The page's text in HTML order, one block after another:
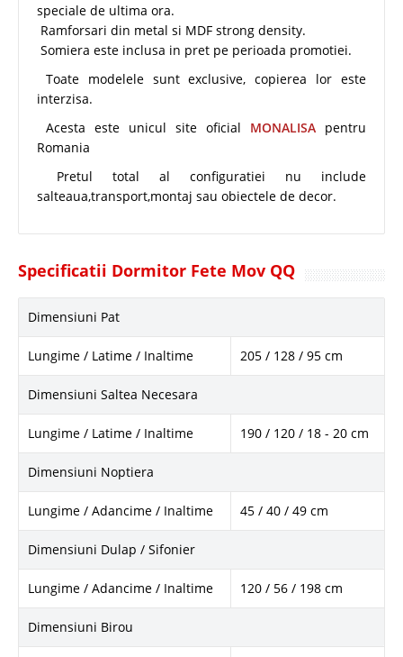
speciale de ultima ora.
Ramforsari din metal si MDF strong density.
Somiera este inclusa in pret pe perioada promotiei.
Toate modelele sunt exclusive, copierea lor este
interzisa.
Acesta este unicul site oficial MONALISA pentru
Romania
Pretul total al configuratiei nu include
salteaua,transport,montaj sau obiectele de decor.
Specificatii Dormitor Fete Mov QQ
Dimensiuni Pat
Lungime / Latime / Inaltime 205 / 128 / 95 cm
Dimensiuni Saltea Necesara
Lungime / Latime / Inaltime 190 / 120 / 18 - 20 cm
Dimensiuni Noptiera
Lungime / Adancime / Inaltime 45 / 40 / 49 cm
Dimensiuni Dulap / Sifonier
Lungime / Adancime / Inaltime 120 / 56 / 198 cm
Dimensiuni Birou